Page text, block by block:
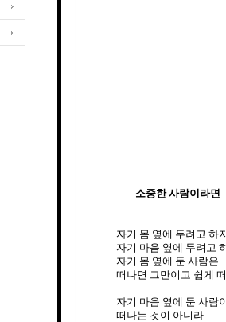
소중한 사람이라면
자기 몸 옆에 두려고 하
자기 마음 옆에 두려고
자기 몸 옆에 둔 사람은
떠나면 그만이고 쉽게
자기 마음 옆에 둔 사람
떠나는 것이 아니라